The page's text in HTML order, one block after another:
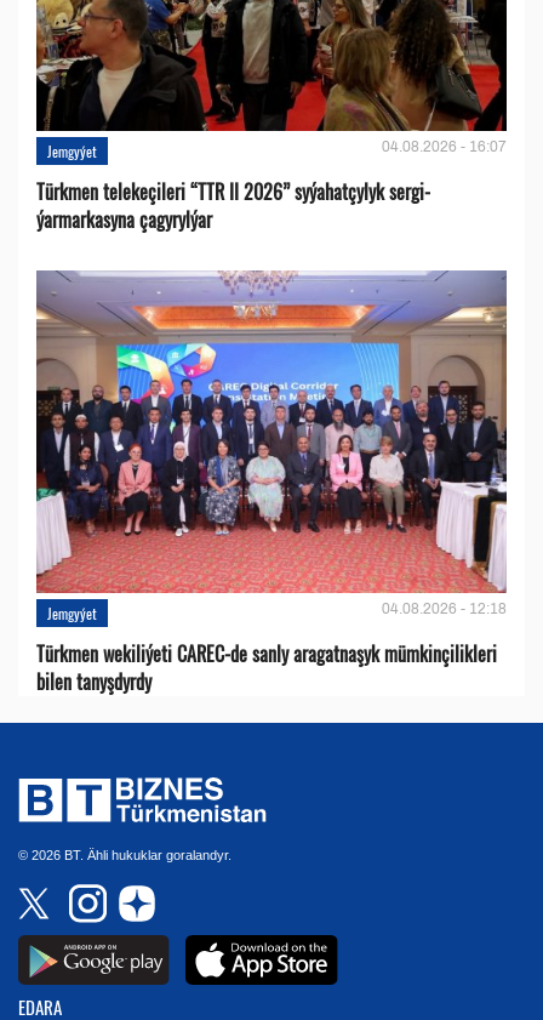
Jemgyýet 04.08.2026 - 16:07
Türkmen telekeçileri “TTR II 2026” syýahatçylyk sergi-
ýarmarkasyna çagyrylýar
Jemgyýet 04.08.2026 - 12:18
Türkmen wekiliýeti CAREC-de sanly aragatnaşyk mümkinçilikleri
bilen tanyşdyrdy
© 2026 BT. Ähli hukuklar goralandyr.
EDARA